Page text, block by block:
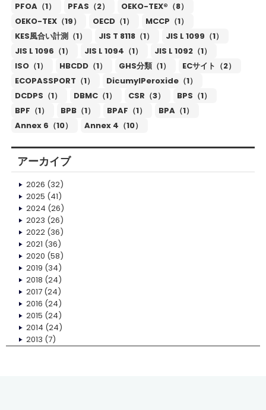
PFOA（1）
PFAS（2）
OEKO-TEX®（8）
OEKO-TEX（19）
OECD（1）
MCCP（1）
KES風合い計測（1）
JIS T 8118（1）
JIS L 1099（1）
JIS L 1096（1）
JIS L 1094（1）
JIS L 1092（1）
ISO（1）
HBCDD（1） GHS分類（1）
ECサイト（2）
ECOPASSPORT（1）
DicumylPeroxide（1）
DCDPS（1）
DBMC（1） CSR（3）
BPS（1）
BPF（1）
BPB（1） BPAF（1）
BPA（1）
Annex 6（10）
Annex 4（10）
アーカイブ
2026 (32)
2025 (41)
2024 (26)
2023 (26)
2022(36)
2021 (36)
2020 (58)
2019 (34)
2018 (24)
2017(24)
2016 (24)
2015 (24)
2014 (24)
2013 (7)